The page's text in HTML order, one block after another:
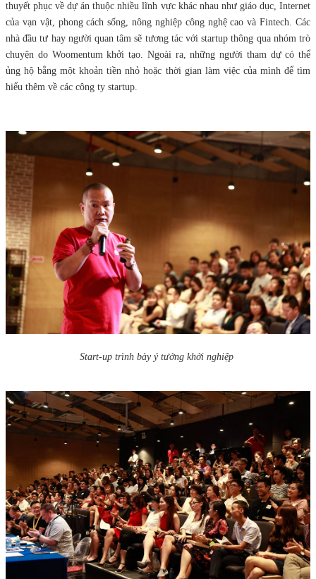
thuyết phục về dự án thuộc nhiều lĩnh vực khác nhau như giáo dục, Internet
của vạn vật, phong cách sống, nông nghiệp công nghệ cao và Fintech. Các
nhà đầu tư hay người quan tâm sẽ tương tác với startup thông qua nhóm trò
chuyện do Woomentum khởi tạo. Ngoài ra, những người tham dự có thể
ủng hộ bằng một khoản tiền nhỏ hoặc thời gian làm việc của mình để tìm
hiểu thêm về các công ty startup.
Start-up trình bày ý tưởng khởi nghiệp